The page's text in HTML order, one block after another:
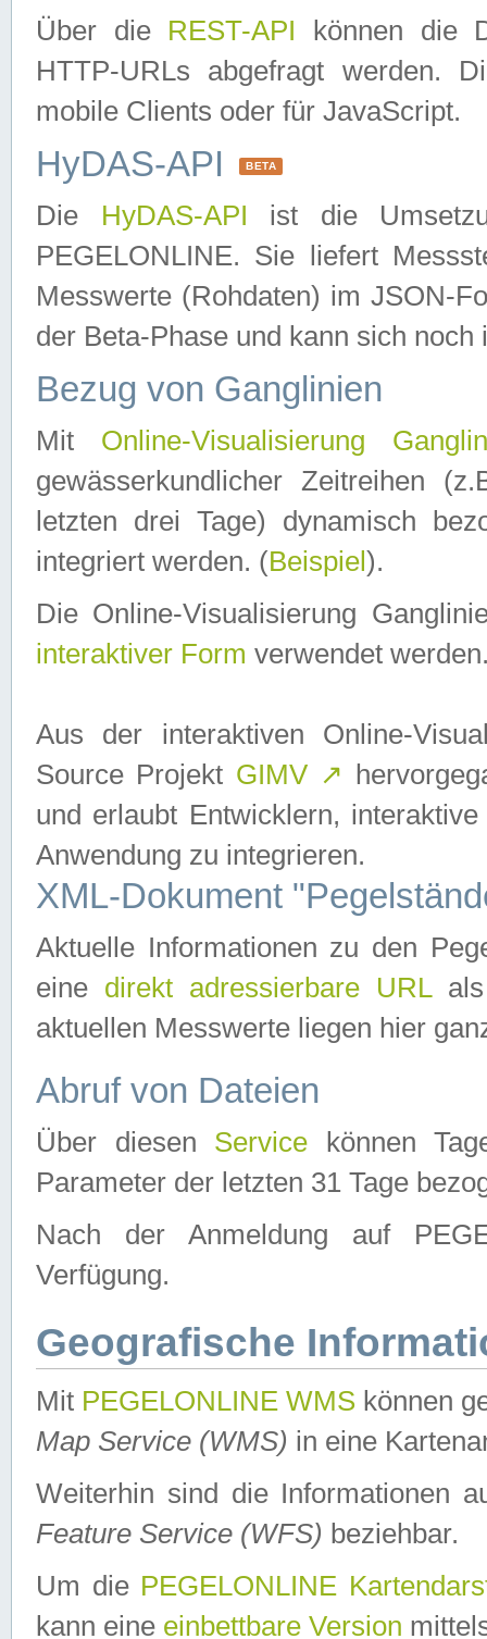
Über die REST-API können die
HTTP-URLs abgefragt werden.
mobile Clients oder für JavaScript.
HyDAS-API BETA
Die HyDAS-API ist die
PEGELONLINE. Sie liefert
Messwerte (Rohdaten) im JSON-
der Beta-Phase und kann sich noch
Bezug von Ganglinien
Mit Online-Visualisierung
gewässerkundlicher Zeitreihen
letzten drei Tage) dynamisch
integriert werden. (Beispiel ).
Die Online-Visualisierung
interaktiver Form verwendet
Aus der interaktiven Online-
Source Projekt GIMV ↗
und erlaubt Entwicklern,
Anwendung zu integrieren.
XML-Dokument
Aktuelle Informationen zu den
eine direkt adressierbare URLals
aktuellen Messwerte liegen hier
Abruf von Dateien
Über diesen Service können
Parameter der letzten 31 Tage
Nach der Anmeldung auf
Verfügung.
Geografische
Mit PEGELONLINE WMS können
Map Service (WMS) in eine
Weiterhin sind die Informationen
Feature Service (WFS) beziehbar.
Um die PEGELONLINE
kann eine einbettbare Version